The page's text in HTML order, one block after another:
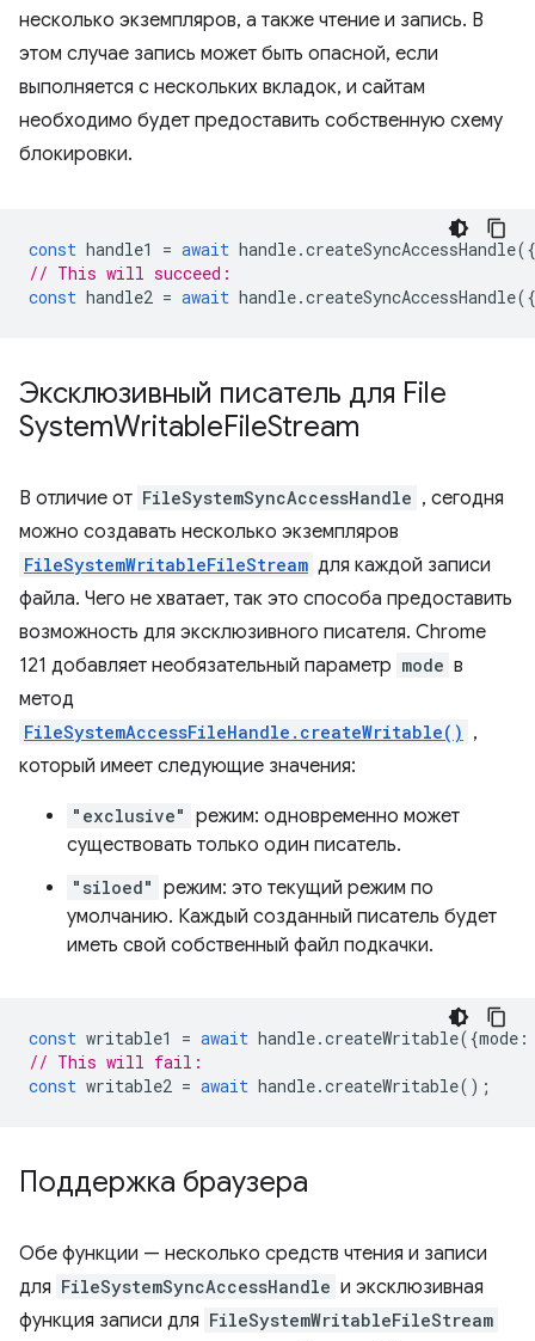
несколько экземпляров, а также чтение и запись. В
этом случае запись может быть опасной, если
выполняется с нескольких вкладок, и сайтам
необходимо будет предоставить собственную схему
блокировки.
const handle1 = await handle.createSyncAccessHandle({
// This will succeed:
const handle2 = await handle.createSyncAccessHandle({
Эксклюзивный писатель для File
SystemWritableFileStream
В отличие от FileSystemSyncAccessHandle , сегодня
можно создавать несколько экземпляров
FileSystemWritableFileStream для каждой записи
файла. Чего не хватает, так это способа предоставить
возможность для эксклюзивного писателя. Chrome
121 добавляет необязательный параметр mode в
метод
FileSystemAccessFileHandle.createWritable() ,
который имеет следующие значения:
"exclusive" режим: одновременно может
существовать только один писатель.
"siloed" режим: это текущий режим по
умолчанию. Каждый созданный писатель будет
иметь свой собственный файл подкачки.
const writable1 = await handle.createWritable({mode :
// This will fail:
const writable2 = await handle.createWritable();
Поддержка браузера
Обе функции — несколько средств чтения и записи
для FileSystemSyncAccessHandle и эксклюзивная
функция записи для FileSystemWritableFileStream